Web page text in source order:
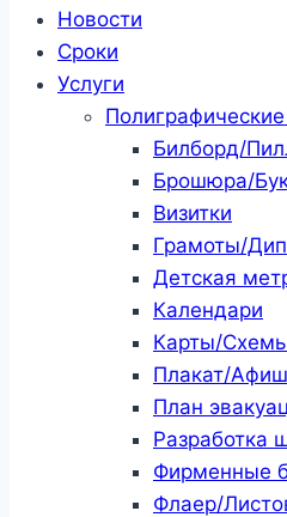
Новости
Сроки
Услуги
Полиграфические
Билборд/
Брошюра/
Визитки
Грамоты/
Детская
Календари
Карты/
Плакат/
План
Разработка
Фирменные
Флаер/